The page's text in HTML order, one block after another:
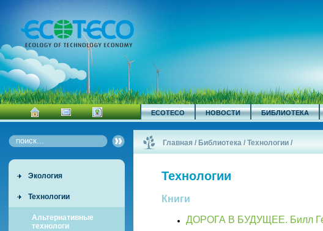
ECOTECO НОВОСТИ БИБЛИОТЕКА
Экология
Технологии
Альтернативные
технологи
Главная / Библиотека /Технологии /
Технологии
Книги
ДОРОГА В БУДУЩЕЕ. Билл